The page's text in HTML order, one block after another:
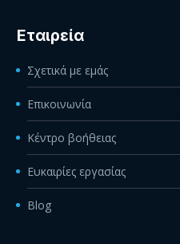
Εταιρεία
Σχετικά με εμάς
Επικοινωνία
Κέντρο βοήθειας
Ευκαιρίες εργασίας
Blog